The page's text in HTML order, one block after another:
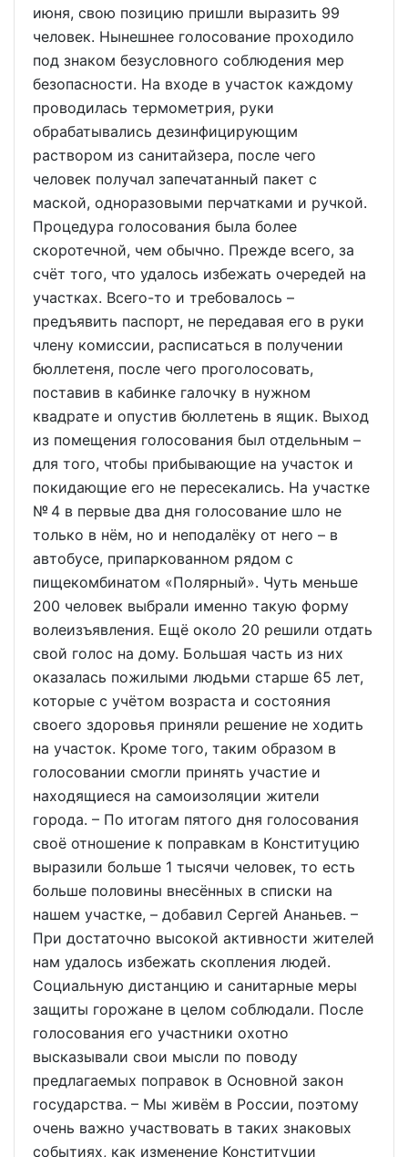
июня, свою позицию пришли выразить 99
человек. Нынешнее голосование проходило
под знаком безусловного соблюдения мер
безопасности. На входе в участок каждому
проводилась термометрия, руки
обрабатывались дезинфицирующим
раствором из санитайзера, после чего
человек получал запечатанный пакет с
маской, одноразовыми перчатками и ручкой.
Процедура голосования была более
скоротечной, чем обычно. Прежде всего, за
счёт того, что удалось избежать очередей на
участках. Всего-то и требовалось –
предъявить паспорт, не передавая его в руки
члену комиссии, расписаться в получении
бюллетеня, после чего проголосовать,
поставив в кабинке галочку в нужном
квадрате и опустив бюллетень в ящик. Выход
из помещения голосования был отдельным –
для того, чтобы прибывающие на участок и
покидающие его не пересекались. На участке
№ 4 в первые два дня голосование шло не
только в нём, но и неподалёку от него – в
автобусе, припаркованном рядом с
пищекомбинатом «Полярный». Чуть меньше
200 человек выбрали именно такую форму
волеизъявления. Ещё около 20 решили отдать
свой голос на дому. Большая часть из них
оказалась пожилыми людьми старше 65 лет,
которые с учётом возраста и состояния
своего здоровья приняли решение не ходить
на участок. Кроме того, таким образом в
голосовании смогли принять участие и
находящиеся на самоизоляции жители
города. – По итогам пятого дня голосования
своё отношение к поправкам в Конституцию
выразили больше 1 тысячи человек, то есть
больше половины внесённых в списки на
нашем участке, – добавил Сергей Ананьев. –
При достаточно высокой активности жителей
нам удалось избежать скопления людей.
Социальную дистанцию и санитарные меры
защиты горожане в целом соблюдали. После
голосования его участники охотно
высказывали свои мысли по поводу
предлагаемых поправок в Основной закон
государства. – Мы живём в России, поэтому
очень важно участвовать в таких знаковых
событиях, как изменение Конституции